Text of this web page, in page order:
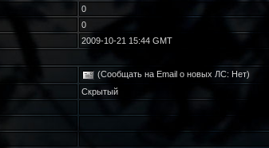
0
0
2009-10-21 15:44 GMT
(Сообщать на Email о новых ЛС: Нет)
Скрытый